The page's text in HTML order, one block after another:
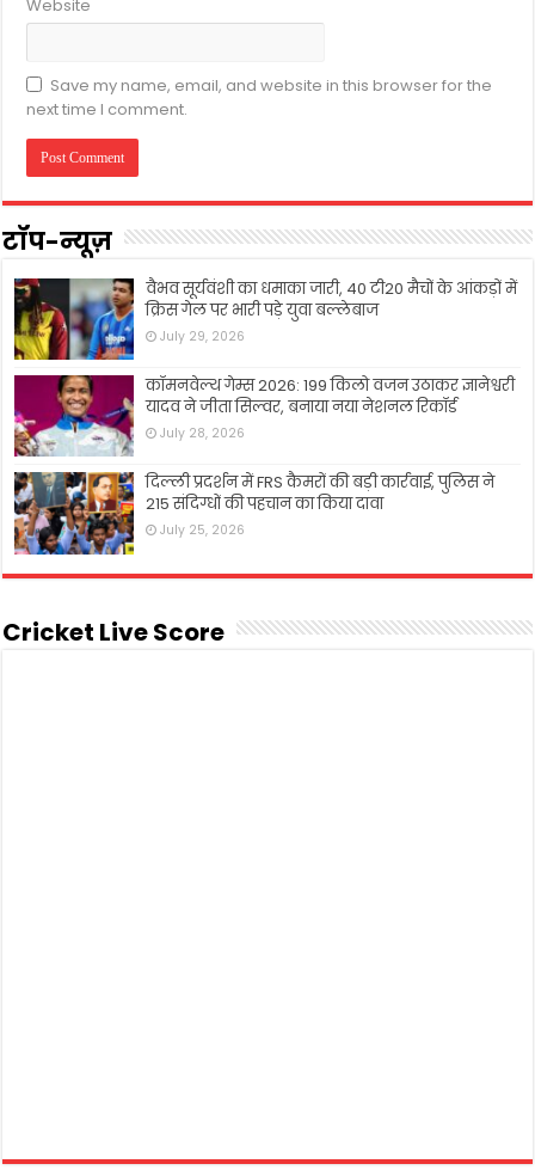
Website
Save my name, email, and website in this browser for the
next time I comment.
टॉप-न्यूज़
वैभव सूर्यवंशी का धमाका जारी, 40 टी20 मैचों के आंकड़ों में
क्रिस गेल पर भारी पड़े युवा बल्लेबाज
July 29, 2026
कॉमनवेल्थ गेम्स 2026: 199 किलो वजन उठाकर ज्ञानेश्वरी
यादव ने जीता सिल्वर, बनाया नया नेशनल रिकॉर्ड
July 28, 2026
दिल्ली प्रदर्शन में FRS कैमरों की बड़ी कार्रवाई, पुलिस ने
215 संदिग्धों की पहचान का किया दावा
July 25, 2026
Cricket Live Score